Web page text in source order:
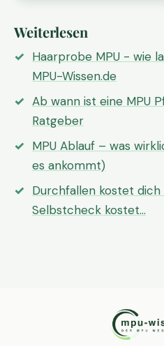
Weiterlesen
Haarprobe MPU - wie
MPU-Wissen.de
Ab wann ist eine MPU
Ratgeber
MPU Ablauf – was
es ankommt)
Durchfallen kostet dich
Selbstcheck kostet…